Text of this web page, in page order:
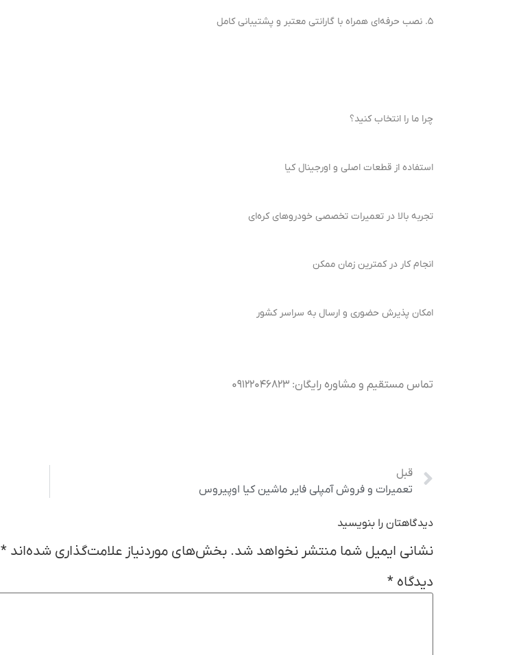
5. نصب حرفه‌ای همراه با گارانتی معتبر و پشتیبانی کامل
چرا ما را انتخاب کنید؟
استفاده از قطعات اصلی و اورجینال کیا
تجربه بالا در تعمیرات تخصصی خودروهای کره‌ای
انجام کار در کمترین زمان ممکن
امکان پذیرش حضوری و ارسال به سراسر کشور
تماس مستقیم و مشاوره رایگان: ۰۹۱۲۲۰۴۶۸۲۳
قبل
تعمیرات و فروش آمپلی فایر ماشین کیا اوپیروس
دیدگاهتان را بنویسید
نشانی ایمیل شما منتشر نخواهد شد. بخش‌های موردنیاز علامت‌گذاری شده‌اند *
دیدگاه *